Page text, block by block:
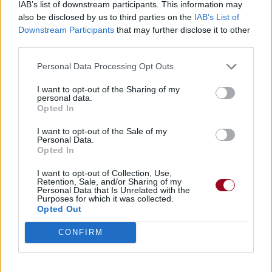
IAB’s list of downstream participants. This information may
also be disclosed by us to third parties on the IAB’s List of
Downstream Participants that may further disclose it to other
Personal Data Processing Opt Outs
I want to opt-out of the Sharing of my
personal data.
Opted In
I want to opt-out of the Sale of my
Personal Data.
Opted In
I want to opt-out of Collection, Use,
Retention, Sale, and/or Sharing of my
Personal Data that Is Unrelated with the
Purposes for which it was collected.
Opted Out
CONFIRM
Paroles + Traduction Téléchargement
Vidéos
Commentaires
Dire «merci» pour cette traduction Corriger une erreur